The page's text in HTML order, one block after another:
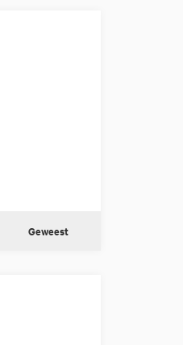
Geweest